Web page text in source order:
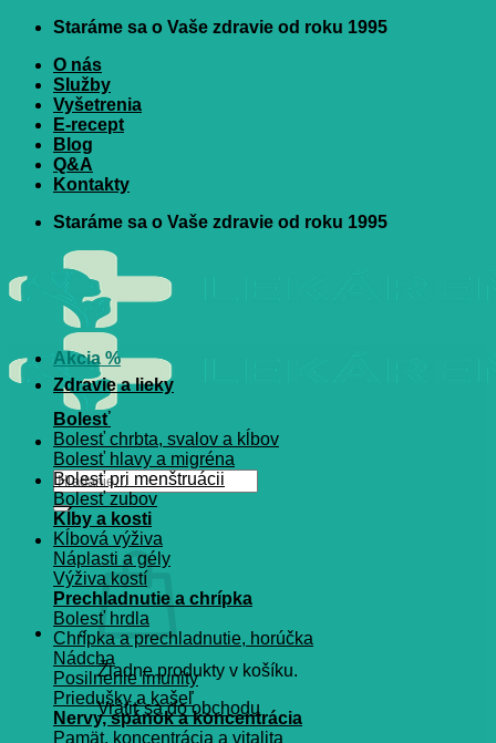
Skip
content
Staráme sa o Vaše zdravie od roku 1995
O nás
Služby
Vyšetrenia
E-recept
Blog
Q&A
Kontakty
Staráme sa o Vaše zdravie od roku 1995
Hľadať:
Žiadne produkty v košíku.
Vrátiť sa do obchodu
Akcia %
Zdravie a lieky
Bolesť
Bolesť chrbta, svalov a kĺbov
Bolesť hlavy a migréna
Bolesť pri menštruácii
Bolesť zubov
Kĺby a kosti
Kĺbová výživa
Náplasti a gély
Výživa kostí
Prechladnutie a chrípka
Bolesť hrdla
Chrípka a prechladnutie, horúčka
Nádcha
Posilnenie imunity
Priedušky a kašeľ
Nervy, spánok a koncentrácia
Pamät, koncentrácia a vitalita